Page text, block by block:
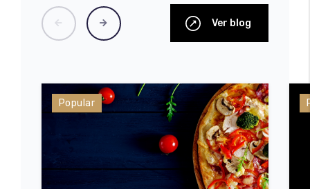
Ver blog
Popular